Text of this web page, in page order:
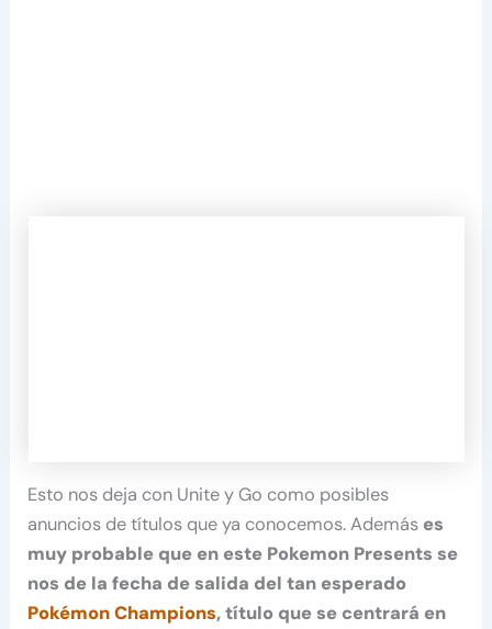
Esto nos deja con Unite y Go como posibles
anuncios de títulos que ya conocemos. Además es
muy probable que en este Pokemon Presents se
nos de la fecha de salida del tan esperado
Pokémon Champions, título que se centrará en